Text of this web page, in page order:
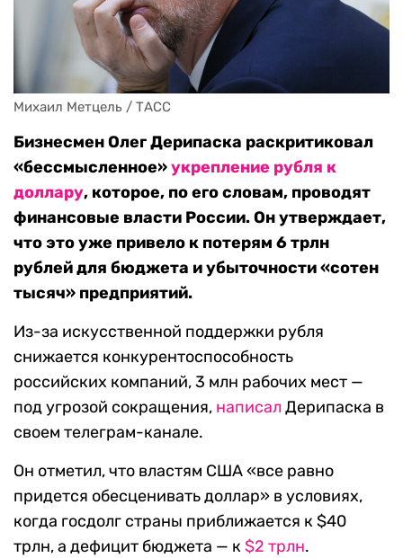
Михаил Метцель / ТАСС
Бизнесмен Олег Дерипаска раскритиковал
«бессмысленное»укрепление рубля к
доллару, которое, по его словам, проводят
финансовые власти России. Он утверждает,
что это уже привело к потерям 6 трлн
рублей для бюджета и убыточности «сотен
тысяч» предприятий.
Из-за искусственной поддержки рубля
снижается конкурентоспособность
российских компаний, 3 млн рабочих мест —
под угрозой сокращения, написал Дерипаска в
своем телеграм-канале.
Он отметил, что властям США «все равно
придется обесценивать доллар» в условиях,
когда госдолг страны приближается к $40
трлн, а дефицит бюджета — к$2 трлн.